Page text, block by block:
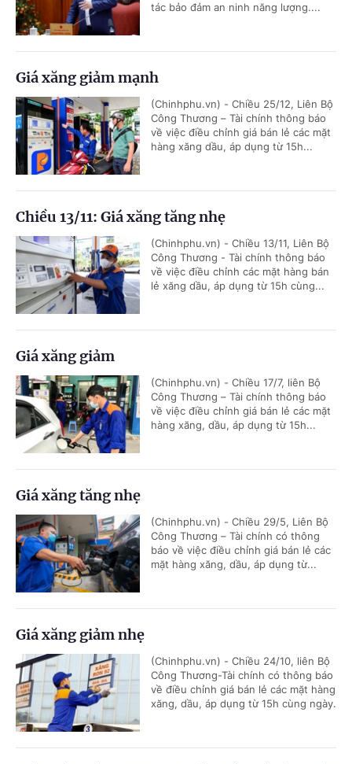
tác bảo đảm an ninh năng lượng....
Giá xăng giảm mạnh
(Chinhphu.vn) - Chiều 25/12, Liên Bộ
Công Thương – Tài chính thông báo
về việc điều chỉnh giá bán lẻ các mặt
hàng xăng dầu, áp dụng từ 15h...
Chiều 13/11: Giá xăng tăng nhẹ
(Chinhphu.vn) - Chiều 13/11, Liên Bộ
Công Thương - Tài chính thông báo
về việc điều chỉnh các mặt hàng bán
lẻ xăng dầu, áp dụng từ 15h cùng...
Giá xăng giảm
(Chinhphu.vn) - Chiều 17/7, liên Bộ
Công Thương – Tài chính thông báo
về việc điều chỉnh giá bán lẻ các mặt
hàng xăng, dầu, áp dụng từ 15h...
Giá xăng tăng nhẹ
(Chinhphu.vn) - Chiều 29/5, Liên Bộ
Công Thương – Tài chính có thông
báo về việc điều chỉnh giá bán lẻ các
mặt hàng xăng, dầu, áp dụng từ...
Giá xăng giảm nhẹ
(Chinhphu.vn) - Chiều 24/10, liên Bộ
Công Thương-Tài chính có thông báo
về điều chỉnh giá bán lẻ các mặt hàng
xăng, dầu, áp dụng từ 15h cùng ngày.